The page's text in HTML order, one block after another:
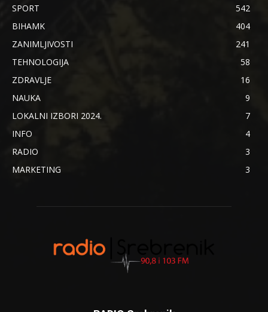
SPORT
542
BIHAMK
404
ZANIMLJIVOSTI
241
TEHNOLOGIJA
58
ZDRAVLJE
16
NAUKA
9
LOKALNI IZBORI 2024.
7
INFO
4
RADIO
3
MARKETING
3